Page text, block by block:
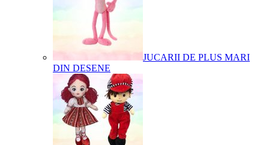
JUCARII DE PLUS MARI
DIN DESENE